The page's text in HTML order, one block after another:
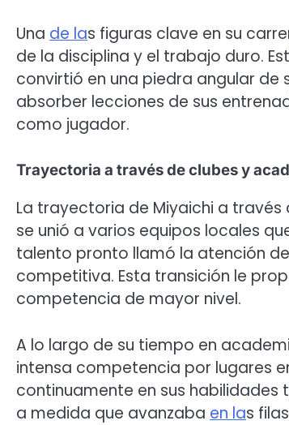
Una de las figuras clave en su
de la disciplina y el trabajo duro.
convirtió en una piedra angular
absorber lecciones de sus
como jugador.
Trayectoria a través de clubes y
La trayectoria de Miyaichi a
se unió a varios equipos locales
talento pronto llamó la atención
competitiva. Esta transición le
competencia de mayor nivel.
A lo largo de su tiempo en
intensa competencia por lugares
continuamente en sus
a medida que avanzaba en las